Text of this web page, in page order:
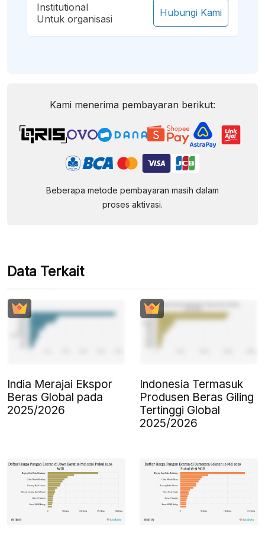
Institutional
Untuk organisasi
Hubungi Kami
Kami menerima pembayaran berikut:
Beberapa metode pembayaran masih dalam
proses aktivasi.
Data Terkait
India Merajai Ekspor
Beras Global pada
2025/2026
Indonesia Termasuk
Produsen Beras Giling
Tertinggi Global
2025/2026